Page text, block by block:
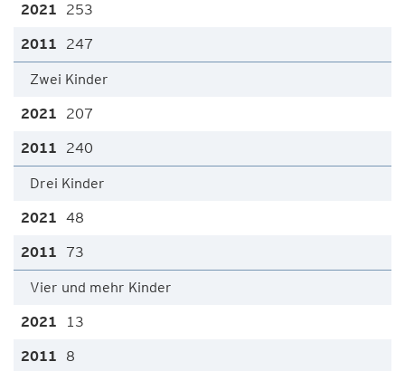
253
247
Zwei Kinder
207
240
Drei Kinder
48
73
Vier und mehr Kinder
13
8